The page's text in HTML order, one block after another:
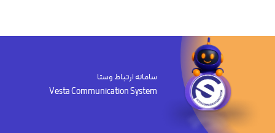
سامانه ارتباط وستا
Vesta Communication System